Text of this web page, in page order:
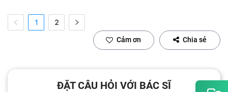
1 2
Cảm ơn Chia sẻ
ĐẶT CÂU HỎI VỚI BÁC SĨ